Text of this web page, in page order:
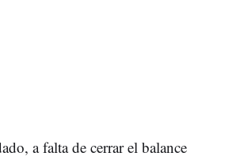
a falta de cerrar el balance